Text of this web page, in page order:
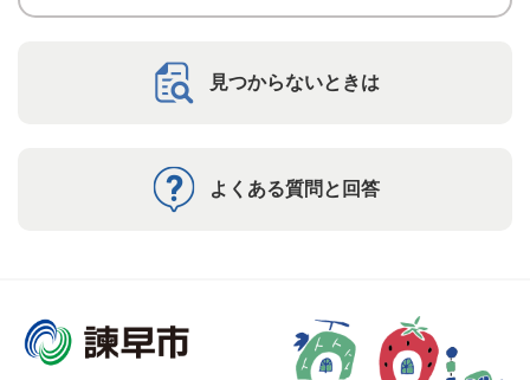
見つからないときは
よくある質問と回答